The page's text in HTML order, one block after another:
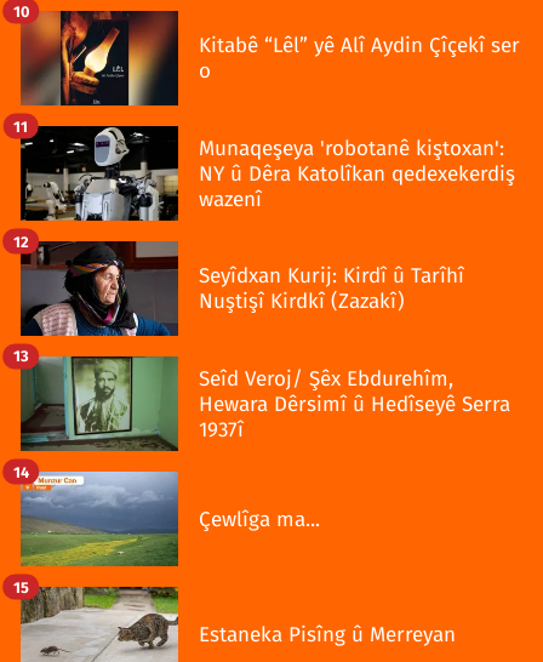
Kitabê “Lêl” yê Alî Aydin Çîçekî ser
o
10
Munaqeşeya 'robotanê kiştoxan':
NY û Dêra Katolîkan qedexekerdiş
wazenî
11
Seyîdxan Kurij: Kirdî û Tarîhî
Nuştişî Kirdkî (Zazakî)
12
Seîd Veroj/ Şêx Ebdurehîm,
Hewara Dêrsimî û Hedîseyê Serra
1937î
13
Çewlîga ma...
14
Estaneka Pisîng û Merreyan
15